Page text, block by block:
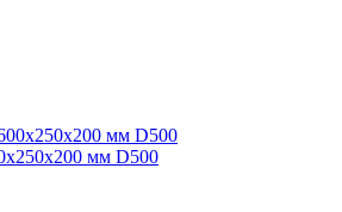
мм D500